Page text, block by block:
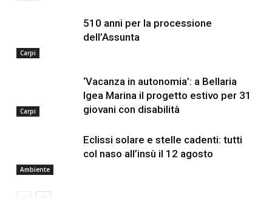
Carpi
510 anni per la processione
dell’Assunta
Carpi
‘Vacanza in autonomia’: a Bellaria
Igea Marina il progetto estivo per 31
giovani con disabilità
Ambiente
Eclissi solare e stelle cadenti: tutti
col naso all’insù il 12 agosto